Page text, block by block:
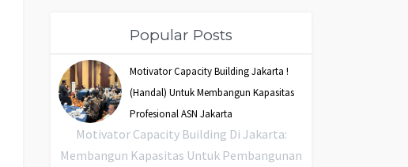
Popular Posts
Motivator Capacity Building Jakarta !
(Handal) Untuk Membangun Kapasitas
Profesional ASN Jakarta
Motivator Capacity Building Di Jakarta:
Membangun Kapasitas Untuk Pembangunan